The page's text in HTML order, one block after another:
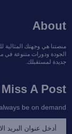
About
منصتنا هي وجهتك
الجودة ودورات متنوعة في
جديدة لمستقبلك.
A Post!
be on demand